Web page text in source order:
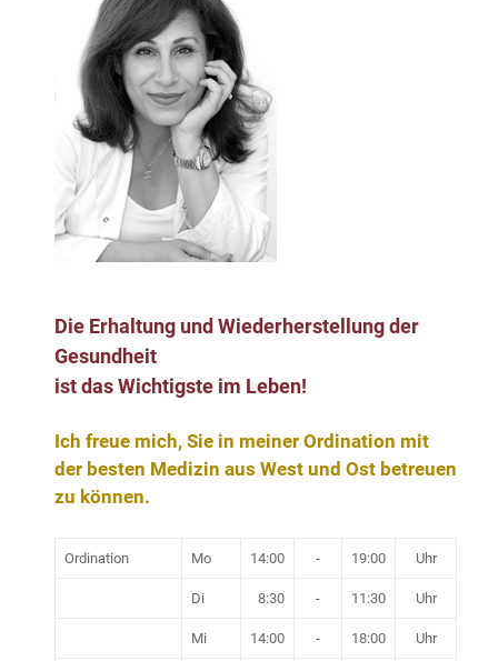
Die Erhaltung und Wiederherstellung der
Gesundheit
ist das Wichtigste im Leben!
Ich freue mich, Sie in meiner Ordination mit
der besten Medizin aus West und Ost betreuen
zu können.
Ordination Mo 14:00 - 19:00 Uhr
Di 8:30 - 11:30 Uhr
Mi 14:00 - 18:00 Uhr